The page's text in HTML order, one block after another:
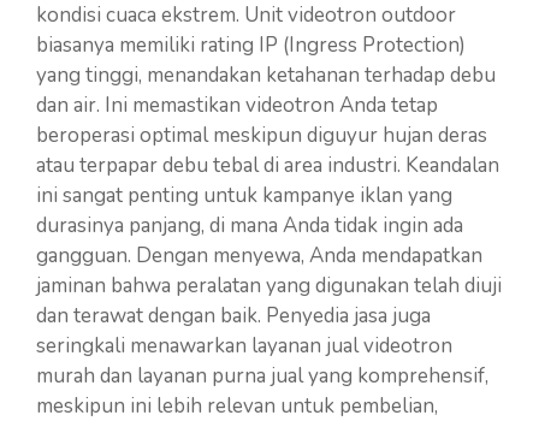
kondisi cuaca ekstrem. Unit videotron outdoor
biasanya memiliki rating IP (Ingress Protection)
yang tinggi, menandakan ketahanan terhadap debu
dan air. Ini memastikan videotron Anda tetap
beroperasi optimal meskipun diguyur hujan deras
atau terpapar debu tebal di area industri. Keandalan
ini sangat penting untuk kampanye iklan yang
durasinya panjang, di mana Anda tidak ingin ada
gangguan. Dengan menyewa, Anda mendapatkan
jaminan bahwa peralatan yang digunakan telah diuji
dan terawat dengan baik. Penyedia jasa juga
seringkali menawarkan layanan jual videotron
murah dan layanan purna jual yang komprehensif,
meskipun ini lebih relevan untuk pembelian,